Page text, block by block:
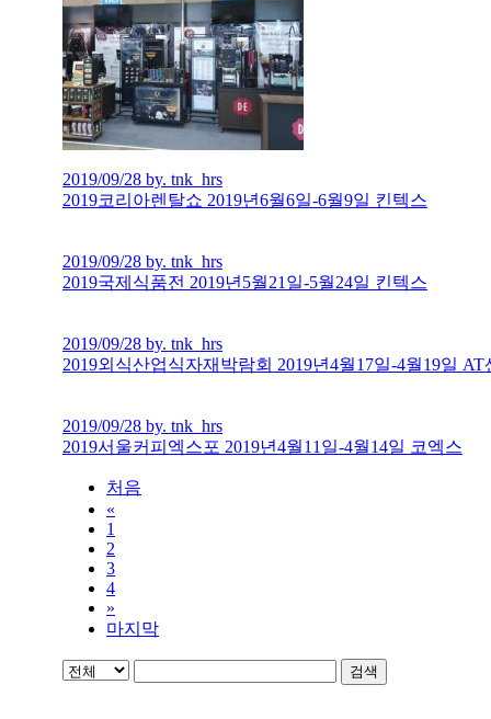
2019/09/28 by. tnk_hrs
2019코리아렌탈쇼 2019년6월6일-6월9일 킨텍스
2019/09/28 by. tnk_hrs
2019국제식품전 2019년5월21일-5월24일 킨텍스
2019/09/28 by. tnk_hrs
2019외식산업식자재박람회 2019년4월17일-4월19일 AT
2019/09/28 by. tnk_hrs
2019서울커피엑스포 2019년4월11일-4월14일 코엑스
처음
«
1
2
3
4
»
마지막
검색